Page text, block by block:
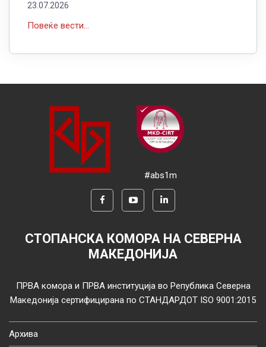
23.07.2026
Повеќе вести...
#abs1m
СТОПАНСКА КОМОРА НА СЕВЕРНА
МАКЕДОНИЈА
ПРВА комора и ПРВА институција во Република Северна
Македонија сертифицирана по СТАНДАРДОТ ISO 9001:2015
Архива